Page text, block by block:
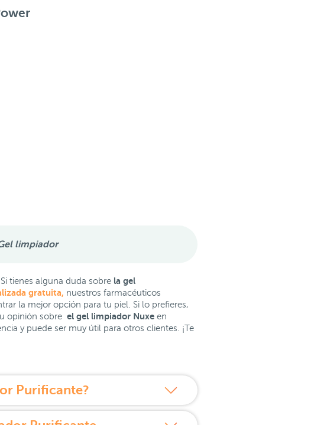
limpiador
tienes alguna duda sobre la gel
gratuita, nuestros farmacéuticos
la mejor opción para tu piel. Si lo prefieres,
opinión sobre el gel limpiador Nuxe en
y puede ser muy útil para otros clientes. ¡Te
Purificante?